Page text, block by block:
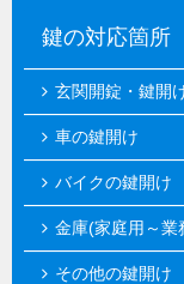
鍵の対応箇所
玄関開錠・鍵開
車の鍵開け
バイクの鍵開け
金庫(家庭用～業
その他の鍵開け